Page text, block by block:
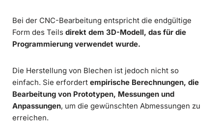
Bei der CNC-Bearbeitung entspricht die endgültige
Form des Teils direkt dem 3D-Modell, das für die
Programmierung verwendet wurde.
Die Herstellung von Blechen ist jedoch nicht so
einfach. Sie erfordert empirische Berechnungen, die
Bearbeitung von Prototypen, Messungen und
Anpassungen, um die gewünschten Abmessungen zu
erreichen.